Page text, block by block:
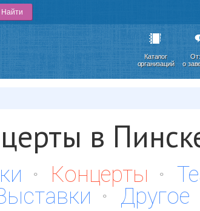
Каталог
организаций
о
в
Концерты
Другое